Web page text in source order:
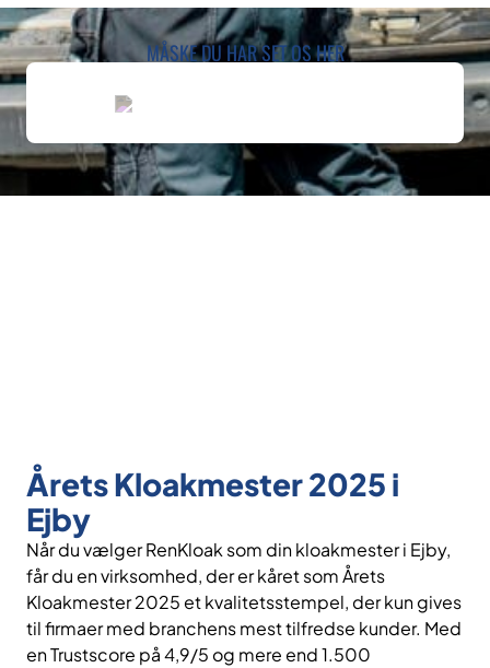
MÅSKE DU HAR SET OS HER
Årets Kloakmester 2025 i
Ejby
Når du vælger RenKloak som din kloakmester i Ejby,
får du en virksomhed, der er kåret som Årets
Kloakmester 2025 et kvalitetsstempel, der kun gives
til firmaer med branchens mest tilfredse kunder. Med
en Trustscore på 4,9/5 og mere end 1.500